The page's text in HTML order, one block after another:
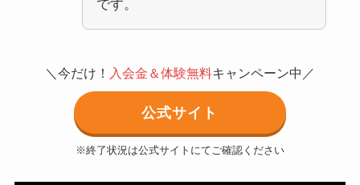
です。
＼今だけ！ 入会金＆体験無料キャンペーン中／
公式サイト
※終了状況は公式サイトにてご確認ください